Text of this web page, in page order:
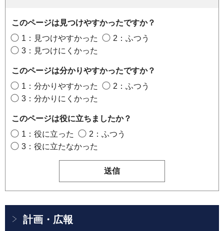
このページは見つけやすかったですか？
1：見つけやすかった
2：ふつう
3：見つけにくかった
このページは分かりやすかったですか？
1：分かりやすかった
2：ふつう
3：分かりにくかった
このページは役に立ちましたか？
1：役に立った
2：ふつう
3：役に立たなかった
計画・広報